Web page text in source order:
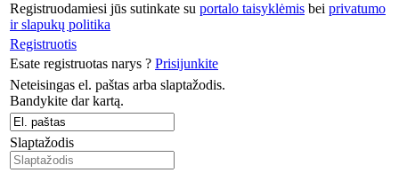
Registruodamiesi jūs sutinkate su portalo taisyklėmis bei privatumo
ir slapukų politika
Registruotis
Esate registruotas narys ? Prisijunkite
Neteisingas el. paštas arba slaptažodis.
Bandykite dar kartą.
Slaptažodis